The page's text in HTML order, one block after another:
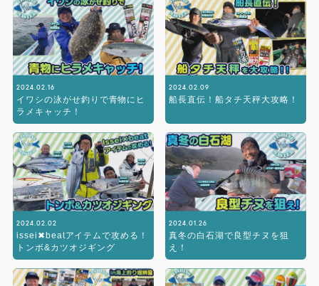
2024.02.16
イワシの泳がせ釣りで青物にヒ
ラメキャッチ！
2024.02.09
船長直伝！船タチ天秤大攻略！
2024.02.02
issei✖︎beatアイテムで攻める！
トンボ&カツオジギング
2024.01.26
真冬の白石湖で良型チヌを狙
え！